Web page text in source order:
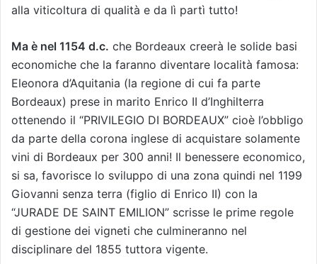
alla viticoltura di qualità e da lì partì tutto!
Ma è nel 1154 d.c. che Bordeaux creerà le solide basi
economiche che la faranno diventare località famosa:
Eleonora d’Aquitania (la regione di cui fa parte
Bordeaux) prese in marito Enrico II d’Inghilterra
ottenendo il “PRIVILEGIO DI BORDEAUX” cioè l’obbligo
da parte della corona inglese di acquistare solamente
vini di Bordeaux per 300 anni! Il benessere economico,
si sa, favorisce lo sviluppo di una zona quindi nel 1199
Giovanni senza terra (figlio di Enrico II) con la
“JURADE DE SAINT EMILION” scrisse le prime regole
di gestione dei vigneti che culmineranno nel
disciplinare del 1855 tuttora vigente.